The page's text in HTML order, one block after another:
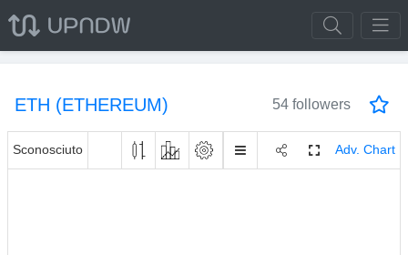
ETH (ETHEREUM) 54 followers
Sconosciuto Adv. Chart